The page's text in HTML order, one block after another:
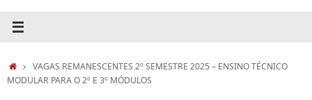
HOMEVAGAS REMANESCENTES 2º SEMESTRE 2025 – ENSINO TÉCNICO
MODULAR PARA O 2º E 3º MÓDULOS